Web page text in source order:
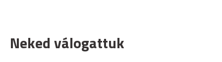
Neked válogattuk